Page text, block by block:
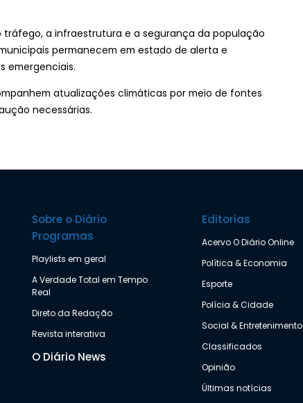
a infraestrutura e a segurança da população
permanecem em estado de alerta e
emergenciais.
atualizações climáticas por meio de fontes
necessárias.
Sobre o Diário
Programas
Playlists em geral
A Verdade Total em Tempo
Real
Direto da Redação
Revista interativa
O Diário News
Editorias
Acervo O Diário Online
Política & Economia
Esporte
Polícia & Cidade
Social & Entretenimento
Classificados
Opinião
Últimas notícias